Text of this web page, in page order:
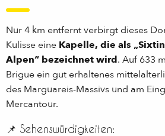
Nur 4 km entfernt verbirgt dieses
Kulisse eine Kapelle, die als
Alpen“ bezeichnet wird. Auf 633
Brigue ein gut erhaltenes
des Marguareis-Massivs und am
Mercantour.
📌 Sehenswürdigkeiten: